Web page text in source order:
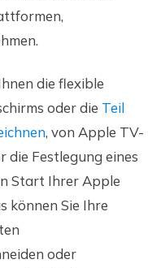
die flexible
oder die Teil
, von Apple TV-
die Festlegung eines
Start Ihrer Apple
können Sie Ihre
oder